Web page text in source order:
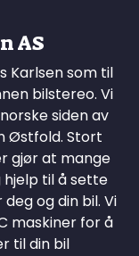
AS
Karlsen som til
bilstereo. Vi
siden av
Østfold. Stort
gjør at mange
hjelp til å sette
og din bil. Vi
maskiner for å
til din bil